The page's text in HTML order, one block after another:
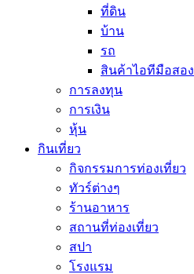
ที่ดิน
บ้าน
รถ
สินค้าไอทีมือสอง
การลงทุน
การเงิน
หุ้น
กินเที่ยว
กิจกรรมการท่องเที่ยว
ทัวร์ต่างๆ
ร้านอาหาร
สถานที่ท่องเที่ยว
สปา
โรงแรม